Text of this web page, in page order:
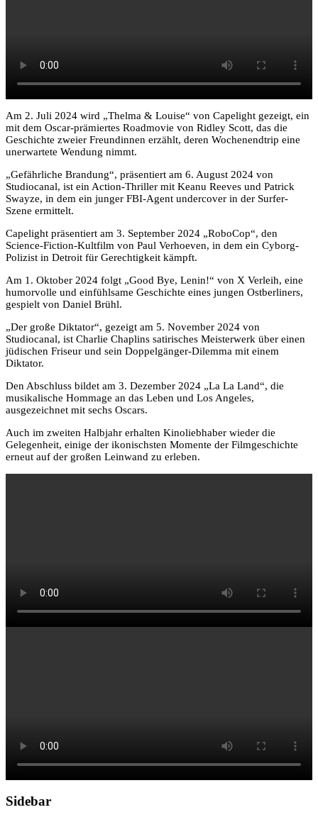
Am 2. Juli 2024 wird „Thelma & Louise“ von Capelight gezeigt, ein
mit dem Oscar-prämiertes Roadmovie von Ridley Scott, das die
Geschichte zweier Freundinnen erzählt, deren Wochenendtrip eine
unerwartete Wendung nimmt.
„Gefährliche Brandung“, präsentiert am 6. August 2024 von
Studiocanal, ist ein Action-Thriller mit Keanu Reeves und Patrick
Swayze, in dem ein junger FBI-Agent undercover in der Surfer-
Szene ermittelt.
Capelight präsentiert am 3. September 2024 „RoboCop“, den
Science-Fiction-Kultfilm von Paul Verhoeven, in dem ein Cyborg-
Polizist in Detroit für Gerechtigkeit kämpft.
Am 1. Oktober 2024 folgt „Good Bye, Lenin!“ von X Verleih, eine
humorvolle und einfühlsame Geschichte eines jungen Ostberliners,
gespielt von Daniel Brühl.
„Der große Diktator“, gezeigt am 5. November 2024 von
Studiocanal, ist Charlie Chaplins satirisches Meisterwerk über einen
jüdischen Friseur und sein Doppelgänger-Dilemma mit einem
Diktator.
Den Abschluss bildet am 3. Dezember 2024 „La La Land“, die
musikalische Hommage an das Leben und Los Angeles,
ausgezeichnet mit sechs Oscars.
Auch im zweiten Halbjahr erhalten Kinoliebhaber wieder die
Gelegenheit, einige der ikonischsten Momente der Filmgeschichte
erneut auf der großen Leinwand zu erleben.
Sidebar